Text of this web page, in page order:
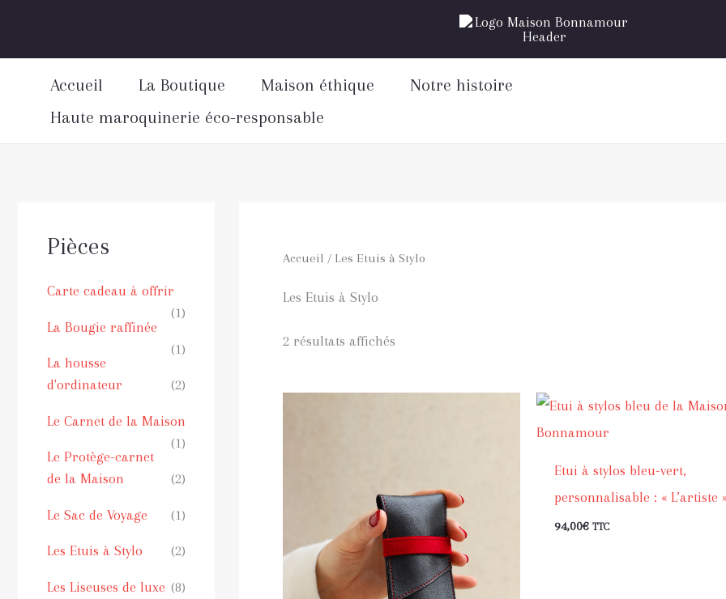
Accueil La Boutique Maison éthique
Notre histoire
Haute maroquinerie éco-responsable
Pièces
Carte cadeau à offrir
(1)
La Bougie raffinée
(1)
La housse
d'ordinateur
(2)
Le Carnet de la Maison
(1)
Le Protège-carnet
de la Maison
(2)
Le Sac de Voyage (1)
Les Etuis à Stylo (2)
Les Liseuses de luxe (8)
Accueil / Les Etuis à Stylo
Les Etuis à Stylo
2 résultats affichés
Etui à stylos bleu-vert,
personnalisable : « L’artiste
94,00€ TTC